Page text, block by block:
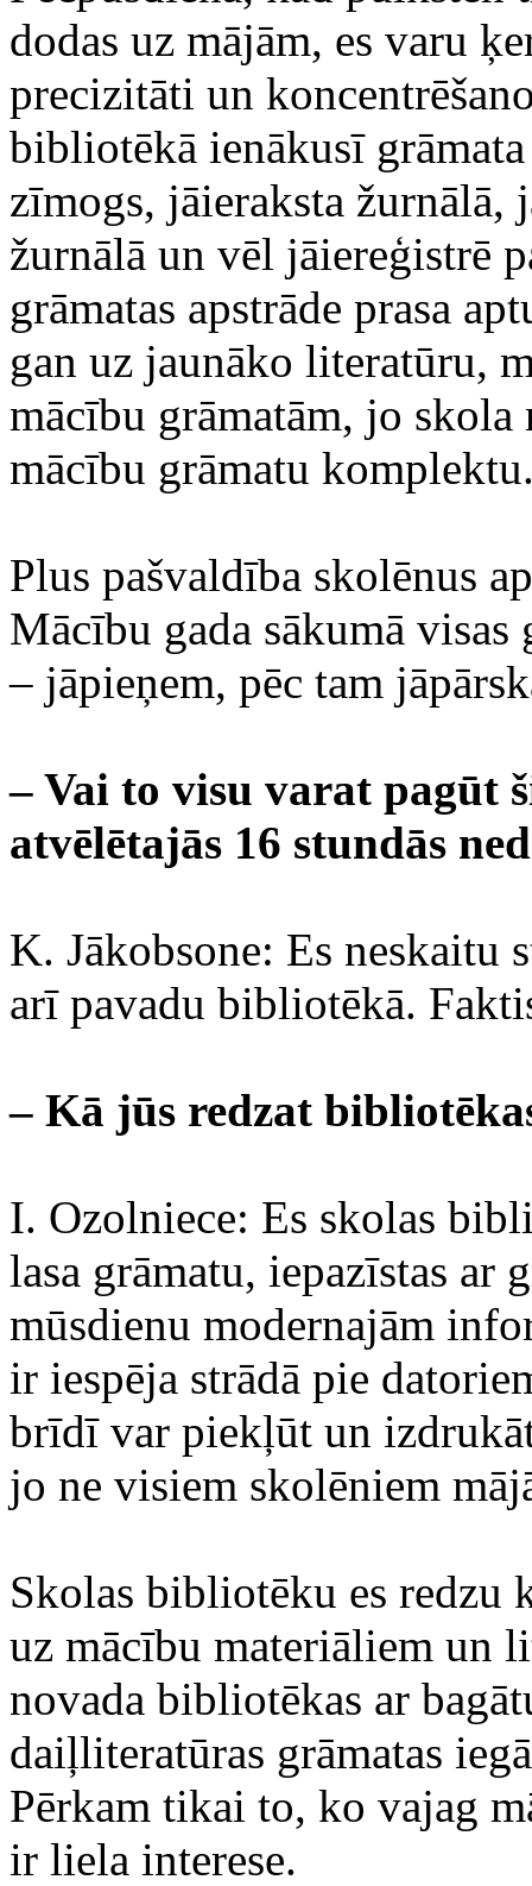
dodas uz mājām, es varu
precizitāti un
bibliotēkā ienākusī
zīmogs, jāieraksta žurnālā,
žurnālā un vēl jāiereģistrē
grāmatas apstrāde prasa
gan uz jaunāko literatūru,
mācību grāmatām, jo
mācību grāmatu
Plus pašvaldība skolēnus
Mācību gada sākumā visas
– jāpieņem, pēc tam
– Vai to visu varat pagūt
atvēlētajās 16 stundās
K. Jākobsone: Es neskaitu
arī pavadu bibliotēkā.
– Kā jūs redzat
I. Ozolniece: Es skolas
lasa grāmatu, iepazīstas ar
mūsdienu modernajām
ir iespēja strādā pie
brīdī var piekļūt un
jo ne visiem skolēniem
Skolas bibliotēku es redzu
uz mācību materiāliem un
novada bibliotēkas ar
daiļliteratūras grāmatas
Pērkam tikai to, ko vajag
ir liela interese.